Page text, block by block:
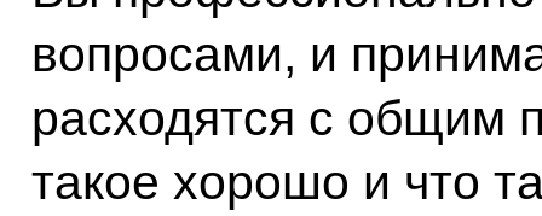
вопросами, и
расходятся с общим
такое хорошо и что